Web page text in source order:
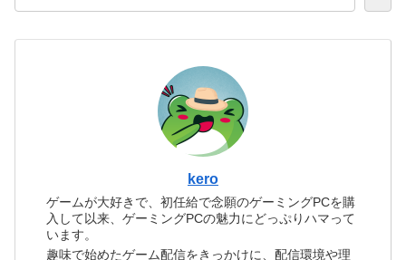
kero
ゲームが大好きで、初任給で念願のゲーミングPCを購
入して以来、ゲーミングPCの魅力にどっぷりハマって
います。
趣味で始めたゲーム配信をきっかけに、配信環境や理